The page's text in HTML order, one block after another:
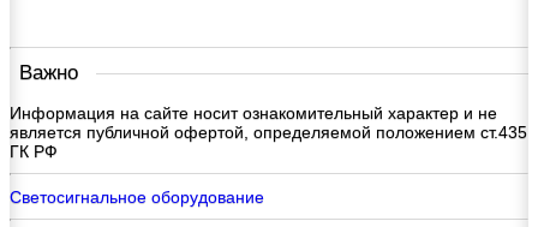
Важно
Информация на сайте носит ознакомительный характер и не
является публичной офертой, определяемой положением ст.435
ГК РФ
Светосигнальное оборудование